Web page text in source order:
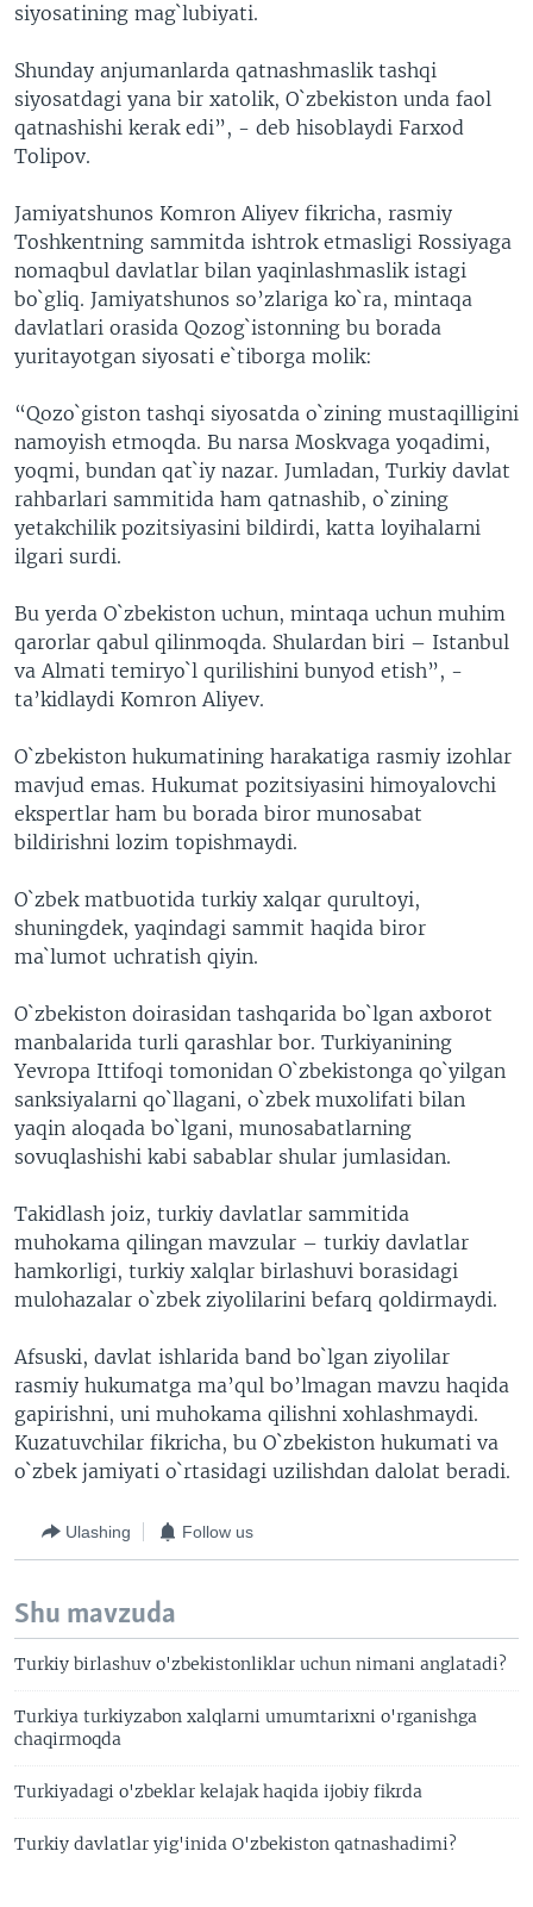
siyosatining mag`lubiyati.
Shunday anjumanlarda qatnashmaslik tashqi
siyosatdagi yana bir xatolik, O`zbekiston unda faol
qatnashishi kerak edi”, - deb hisoblaydi Farxod
Tolipov.
Jamiyatshunos Komron Aliyev fikricha, rasmiy
Toshkentning sammitda ishtrok etmasligi Rossiyaga
nomaqbul davlatlar bilan yaqinlashmaslik istagi
bo`gliq. Jamiyatshunos so’zlariga ko`ra, mintaqa
davlatlari orasida Qozog`istonning bu borada
yuritayotgan siyosati e`tiborga molik:
“Qozo`giston tashqi siyosatda o`zining mustaqilligini
namoyish etmoqda. Bu narsa Moskvaga yoqadimi,
yoqmi, bundan qat`iy nazar. Jumladan, Turkiy davlat
rahbarlari sammitida ham qatnashib, o`zining
yetakchilik pozitsiyasini bildirdi, katta loyihalarni
ilgari surdi.
Bu yerda O`zbekiston uchun, mintaqa uchun muhim
qarorlar qabul qilinmoqda. Shulardan biri – Istanbul
va Almati temiryo`l qurilishini bunyod etish”, -
ta’kidlaydi Komron Aliyev.
O`zbekiston hukumatining harakatiga rasmiy izohlar
mavjud emas. Hukumat pozitsiyasini himoyalovchi
ekspertlar ham bu borada biror munosabat
bildirishni lozim topishmaydi.
O`zbek matbuotida turkiy xalqar qurultoyi,
shuningdek, yaqindagi sammit haqida biror
ma`lumot uchratish qiyin.
O`zbekiston doirasidan tashqarida bo`lgan axborot
manbalarida turli qarashlar bor. Turkiyanining
Yevropa Ittifoqi tomonidan O`zbekistonga qo`yilgan
sanksiyalarni qo`llagani, o`zbek muxolifati bilan
yaqin aloqada bo`lgani, munosabatlarning
sovuqlashishi kabi sabablar shular jumlasidan.
Takidlash joiz, turkiy davlatlar sammitida
muhokama qilingan mavzular – turkiy davlatlar
hamkorligi, turkiy xalqlar birlashuvi borasidagi
mulohazalar o`zbek ziyolilarini befarq qoldirmaydi.
Afsuski, davlat ishlarida band bo`lgan ziyolilar
rasmiy hukumatga ma’qul bo’lmagan mavzu haqida
gapirishni, uni muhokama qilishni xohlashmaydi.
Kuzatuvchilar fikricha, bu O`zbekiston hukumati va
o`zbek jamiyati o`rtasidagi uzilishdan dalolat beradi.
Ulashing Follow us
Shu mavzuda
Turkiy birlashuv o'zbekistonliklar uchun nimani anglatadi?
Turkiya turkiyzabon xalqlarni umumtarixni o'rganishga
chaqirmoqda
Turkiyadagi o'zbeklar kelajak haqida ijobiy fikrda
Turkiy davlatlar yig'inida O'zbekiston qatnashadimi?